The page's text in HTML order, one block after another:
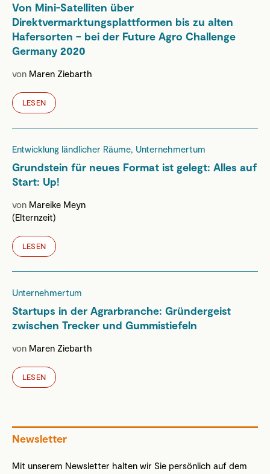
Von Mini-Satelliten über
Direktvermarktungsplattformen bis zu alten
Hafersorten – bei der Future Agro Challenge
Germany 2020
von Maren Ziebarth
LESEN
Entwicklung ländlicher Räume, Unternehmertum
Grundstein für neues Format ist gelegt: Alles auf
Start: Up!
von Mareike Meyn
(Elternzeit)
LESEN
Unternehmertum
Startups in der Agrarbranche: Gründergeist
zwischen Trecker und Gummistiefeln
von Maren Ziebarth
LESEN
Newsletter
Mit unserem Newsletter halten wir Sie persönlich auf dem